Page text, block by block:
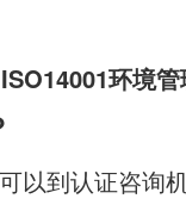
ISO14001环境
以到认证咨询